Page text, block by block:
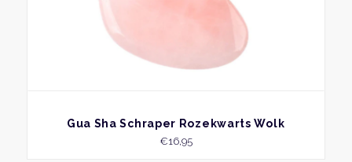
BEKIJK
Gua Sha Schraper Rozekwarts Wolk
€16,95